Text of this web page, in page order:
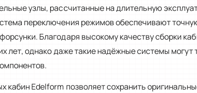
узлы, рассчитанные на длительную
переключения режимов обеспечивают
Благодаря высокому качеству сборки
лет, однако даже такие надёжные системы могут
Edelform позволяет сохранить